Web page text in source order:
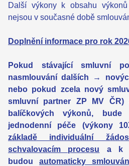
Další výkony k obsahu
nejsou v současné době
Doplnění informace pro rok
Pokud stávající smluvní
nasmlouvání dalších →
nebo pokud zcela nový
smluvní partner ZP MV
balíčkových výkonů, bude
jednodenní péče (výkony
základě individuální
schvalovacím procesu a k
budou automaticky